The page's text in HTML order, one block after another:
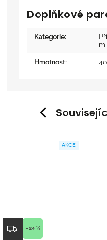
Doplňkové
Kategorie:
Hmotnost:
Previous
–24 %
AKCE